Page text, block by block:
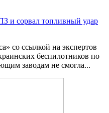
и сорвал топливный удар
со ссылкой на экспертов
беспилотников по
заводам не смогла...